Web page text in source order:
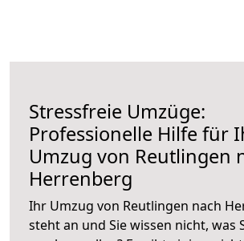
Stressfreie Umzüge:
Professionelle Hilfe für
Umzug von Reutlingen
Herrenberg
Ihr Umzug von Reutlingen nach
steht an und Sie wissen nicht, was